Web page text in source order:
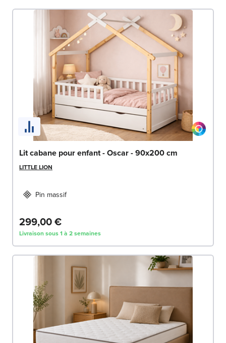
Lit cabane pour enfant - Oscar - 90x200 cm
LITTLE LION
Pin massif
299,00 €
Livraison sous 1 à 2 semaines